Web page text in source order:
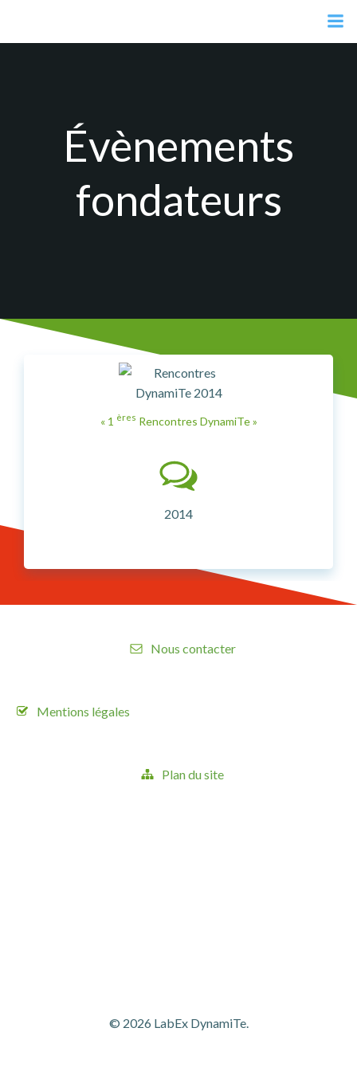
contenu
Évènements
fondateurs
« 1 ères Rencontres DynamiTe »
2014
Nous contacter
Mentions légales
Plan du site
© 2026 LabEx DynamiTe.